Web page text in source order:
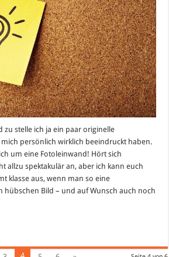
zu stelle ich ja ein paar originelle
persönlich wirklich beeindruckt haben.
um eine Fotoleinwand! Hört sich
allzu spektakulär an, aber ich kann euch
klasse aus, wenn man so eine
hübschen Bild – und auf Wunsch auch noch